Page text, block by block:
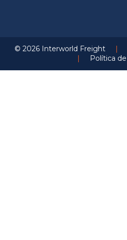
© 2026 Interworld Freight
Política